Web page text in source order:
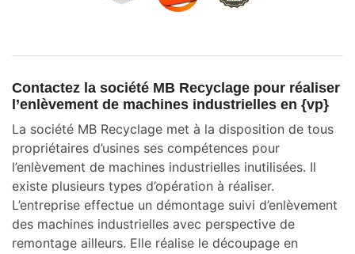
Contactez la société MB Recyclage pour réaliser
l’enlèvement de machines industrielles en {vp}
La société MB Recyclage met à la disposition de tous
propriétaires d’usines ses compétences pour
l’enlèvement de machines industrielles inutilisées. Il
existe plusieurs types d’opération à réaliser.
L’entreprise effectue un démontage suivi d’enlèvement
des machines industrielles avec perspective de
remontage ailleurs. Elle réalise le découpage en